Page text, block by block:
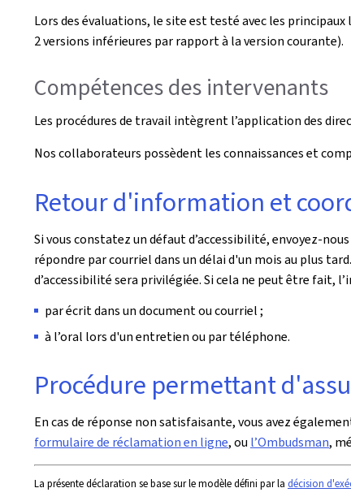
Lors des évaluations, le site est testé avec les
2 versions inférieures par rapport à la version courante).
Compétences des intervenants
Les procédures de travail intègrent l’application des
Nos collaborateurs possèdent les connaissances et
Retour d'information et
Si vous constatez un défaut d’accessibilité, envoyez-
répondre par courriel dans un délai d'un mois au plus
d’accessibilité sera privilégiée. Si cela ne peut être fait,
par écrit dans un document ou courriel ;
à l’oral lors d'un entretien ou par téléphone.
Procédure permettant
En cas de réponse non satisfaisante, vous avez
formulaire de réclamation en ligne, ou l’Ombudsman,
La présente déclaration se base sur le modèle défini par la décision